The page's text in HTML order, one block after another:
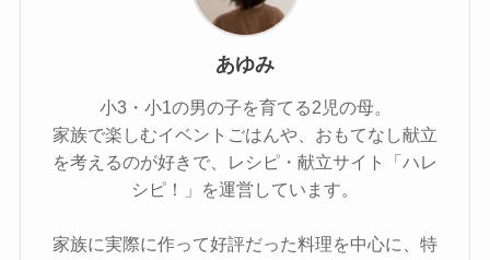
あゆみ
小3・小1の男の子を育てる2児の母。
家族で楽しむイベントごはんや、おもてなし献立
を考えるのが好きで、レシピ・献立サイト「ハレ
シピ！」を運営しています。
家族に実際に作って好評だった料理を中心に、特